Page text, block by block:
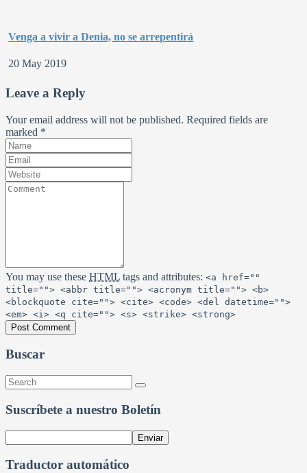
Venga a vivir a Denia, no se arrepentirá
20 May 2019
Leave a Reply
Your email address will not be published. Required fields are
marked *
You may use these HTML tags and attributes: <a href=""
title=""> <abbr title=""> <acronym title=""> <b>
<blockquote cite=""> <cite> <code> <del datetime="">
<em> <i> <q cite=""> <s> <strike> <strong>
Buscar
Suscríbete a nuestro Boletín
Traductor automático